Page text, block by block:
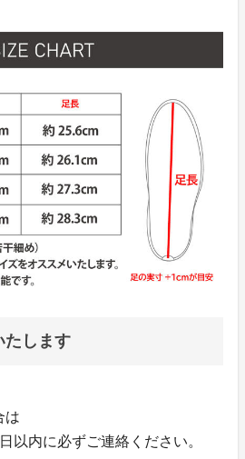
たします
は
以内に必ずご連絡ください。